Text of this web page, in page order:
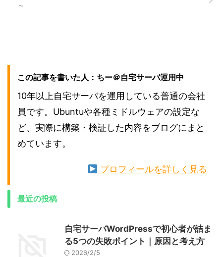
～
この記事を書いた人：ちー＠自宅サーバ運用中
10年以上自宅サーバを運用している普通の会社
員です。Ubuntuや各種ミドルウェアの設定な
ど、実際に構築・検証した内容をブログにまと
めています。
プロフィールを詳しく見る
最近の投稿
自宅サーバWordPressで初心者が詰ま
る5つの失敗ポイント｜原因と考え方
2026/2/5